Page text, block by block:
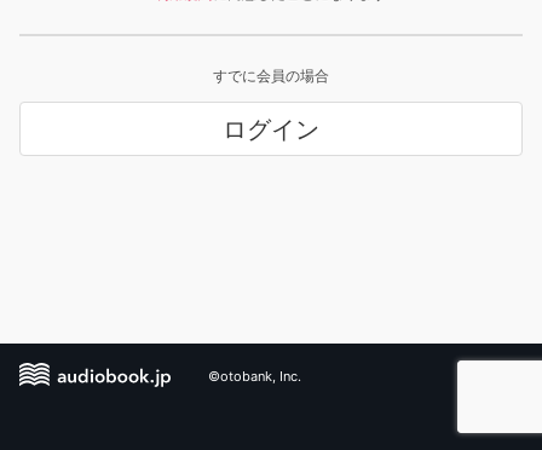
すでに会員の場合
ログイン
©otobank, Inc.